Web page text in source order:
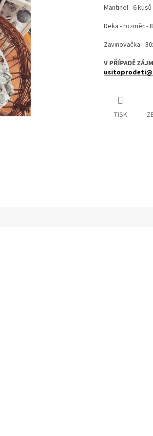
Mantinel - 6
Deka - rozměr -
Zavinovačka -
V PŘÍPADĚ
TISK